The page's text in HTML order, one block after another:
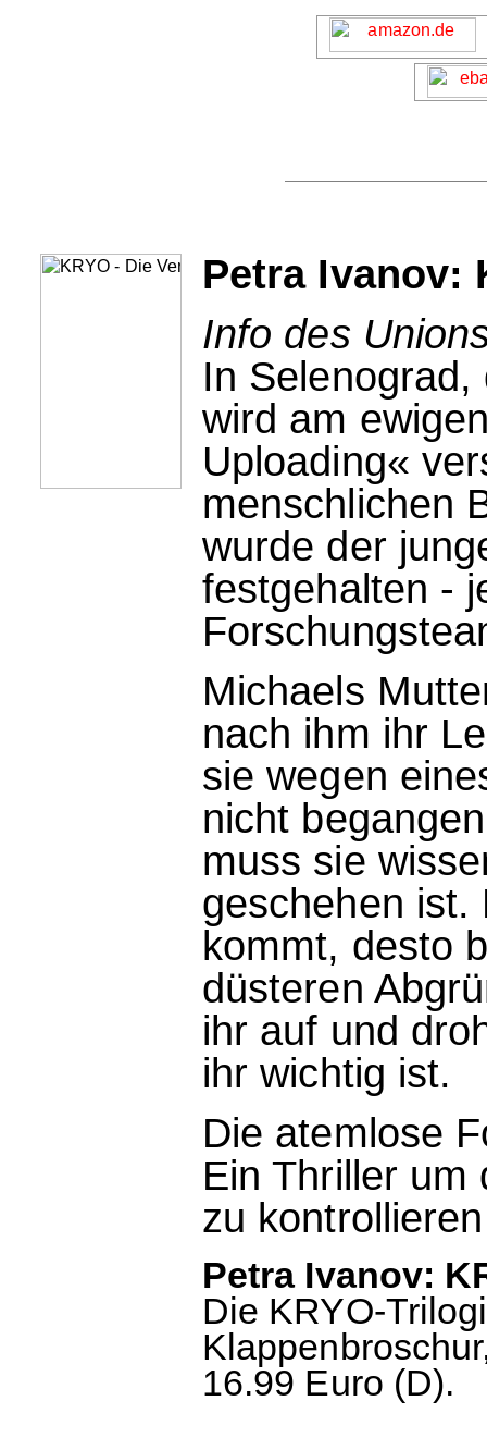
Petra Ivanov:
Info des
In Selenograd,
wird am
Uploading«
menschlichen
wurde der
festgehalten -
Michaels
nach ihm ihr
sie wegen
nicht
muss sie
geschehen ist.
kommt, desto
düsteren
ihr auf und
ihr wichtig ist.
Die atemlose
Ein Thriller um
zu
Petra Ivanov:
Die KRYO-
16.99 Euro (D).